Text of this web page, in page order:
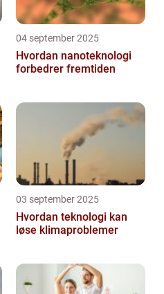
04 september 2025
Hvordan nanoteknologi
forbedrer fremtiden
03 september 2025
Hvordan teknologi kan
løse klimaproblemer